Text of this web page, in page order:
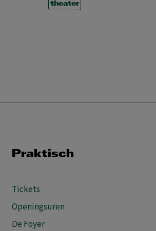
theater
Praktisch
Tickets
Openingsuren
De Foyer